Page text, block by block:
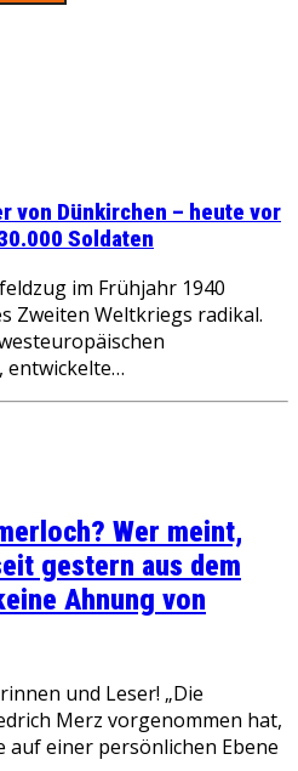
von Dünkirchen – heute vor
Soldaten
im Frühjahr 1940
Zweiten Weltkriegs radikal.
entwickelte…
Wer meint,
gestern aus dem
Ahnung von
und Leser! „Die
Merz vorgenommen hat,
auf einer persönlichen Ebene